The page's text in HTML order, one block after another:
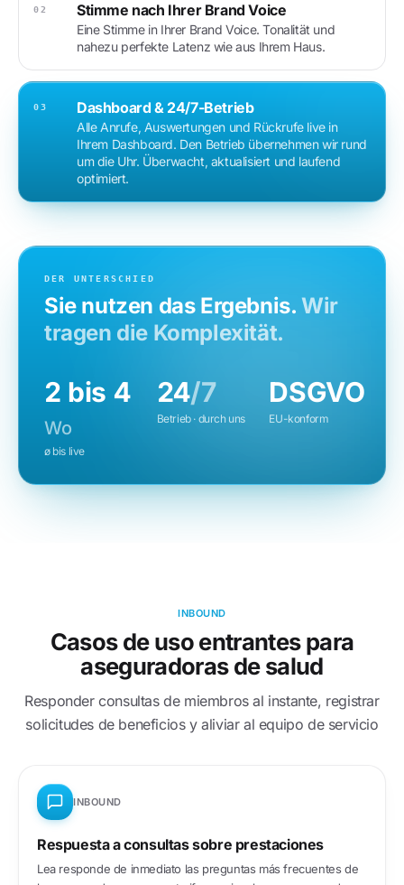
02 Stimme nach Ihrer Brand Voice
Eine Stimme in Ihrer Brand Voice. Tonalität und
nahezu perfekte Latenz wie aus Ihrem Haus.
03 Dashboard & 24/7-Betrieb
Alle Anrufe, Auswertungen und Rückrufe live in
Ihrem Dashboard. Den Betrieb übernehmen wir rund
um die Uhr. Überwacht, aktualisiert und laufend
optimiert.
DER UNTERSCHIED
Sie nutzen das Ergebnis.Wir
tragen die Komplexität.
2 bis 4
Wo
ø bis live
24/7
Betrieb · durch uns
DSGVO
EU-konform
INBOUND
Casos de uso entrantes para
aseguradoras de salud
Responder consultas de miembros al instante, registrar
solicitudes de beneficios y aliviar al equipo de servicio
INBOUND
Respuesta a consultas sobre prestaciones
Lea responde de inmediato las preguntas más frecuentes de